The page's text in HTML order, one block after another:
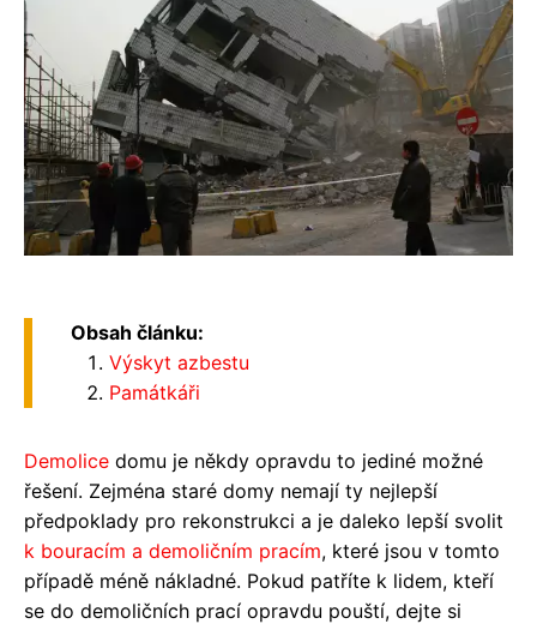
Obsah článku:
Výskyt azbestu
Památkáři
Demolice domu je někdy opravdu to jediné možné
řešení. Zejména staré domy nemají ty nejlepší
předpoklady pro rekonstrukci a je daleko lepší svolit
k bouracím a demoličním pracím, které jsou v tomto
případě méně nákladné. Pokud patříte k lidem, kteří
se do demoličních prací opravdu pouští, dejte si